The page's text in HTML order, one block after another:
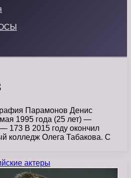
Парамонов Денис
1995 года (25 лет) —
173 В 2015 году окончил
колледж Олега Табакова. С
актеры